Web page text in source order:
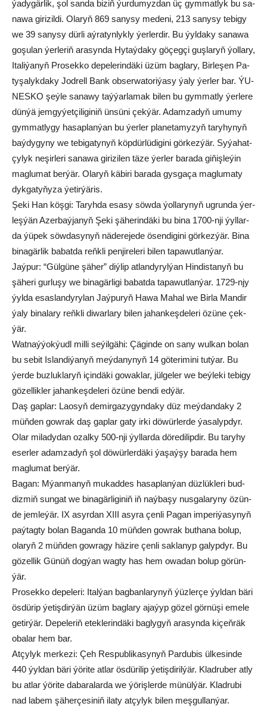
ýa­dy­gär­lik, şol san­da bi­ziň ýur­du­myz­dan üç gym­mat­lyk bu sa­
na­wa gi­ri­zil­di. Ola­ryň 869 sa­ny­sy me­de­ni, 213 sa­ny­sy te­bi­gy
we 39 sa­ny­sy dür­li aý­ra­tyn­lyk­ly ýer­ler­dir. Bu ýyl­da­ky sa­na­wa
go­şu­lan ýer­le­riň ara­syn­da Hy­taý­da­ky gö­çeg­çi guş­la­ryň ýol­la­ry,
Ita­li­ýa­nyň Pro­sek­ko de­pe­le­rin­dä­ki üzüm bag­la­ry, Bir­le­şen Pa­
ty­şa­lyk­da­ky Jod­rell Bank ob­ser­wa­to­ri­ýa­sy ýa­ly ýer­ler bar. ÝU­
NES­KO şeý­le sa­na­wy taý­ýar­la­mak bi­len bu gym­mat­ly ýer­le­re
dün­ýä jem­gy­ýet­çi­li­gi­niň ün­sü­ni çek­ýär. Adam­za­dyň umu­my
gym­mat­ly­gy ha­sap­lan­ýan bu ýer­ler pla­ne­ta­my­zyň ta­ry­hy­nyň
baý­dy­gy­ny we te­bi­ga­ty­nyň köp­dür­lü­di­gi­ni gör­kez­ýär. Sy­ýa­hat­
çy­lyk ne­şir­le­ri sa­na­wa gi­ri­zi­len tä­ze ýer­ler ba­ra­da gi­ňiş­le­ýin
mag­lu­mat ber­ýär. Ola­ryň kä­bi­ri ba­ra­da gys­ga­ça mag­lu­ma­ty
dyk­ga­ty­ňy­za ýe­tir­ýä­ris.
Şe­ki Han köş­gi: Ta­ryh­da esa­sy söw­da ýol­la­ry­nyň ug­run­da ýer­
leş­ýän Azer­baý­ja­nyň Şe­ki şä­he­rin­dä­ki bu bi­na 1700-nji ýyl­lar­
da ýü­pek söw­da­sy­nyň nä­de­re­je­de ösen­di­gi­ni gör­kez­ýär. Bi­na
bi­na­gär­lik ba­bat­da reňk­li pen­ji­re­le­ri bi­len ta­pa­wut­lan­ýar.
Jaý­pur: “Gül­gü­ne şä­her” diý­lip at­lan­dy­ryl­ýan Hin­dis­ta­nyň bu
şä­he­ri gur­lu­şy we bi­na­gär­li­gi ba­bat­da ta­pa­wut­lan­ýar. 1729-njy
ýyl­da esas­lan­dy­ry­lan Jaý­pu­ryň Ha­wa Ma­hal we Bir­la Man­dir
ýa­ly bi­na­la­ry reňk­li di­war­la­ry bi­len ja­han­keş­de­le­ri özün­e çek­
ýär.
Wat­naý­ýok­ýudl mil­li se­ýil­gä­hi: Çä­gin­de on sa­ny wul­kan bo­lan
bu se­bit Is­lan­di­ýa­nyň meý­da­ny­nyň 14 gö­te­ri­mi­ni tutýar. Bu
ýer­de buz­luk­la­ryň için­dä­ki go­wak­lar, jül­ge­ler we beý­le­ki te­bi­gy
gö­zel­lik­ler ja­han­keş­de­le­ri özü­ne ben­di ed­ýär.
Daş gap­lar: Lao­syň de­mir­ga­zy­gyn­da­ky düz meý­dan­da­ky 2
müň­den gow­rak daş­ gaplar ga­ty ir­ki dö­wür­ler­de ýa­sa­lyp­dyr.
Olar mi­la­dy­dan ozal­ky 500-nji ýyl­lar­da dö­re­di­lip­dir. Bu ta­ry­hy
eser­ler adam­za­dyň şol dö­wür­ler­dä­ki ýa­şaý­şy ba­ra­da hem
mag­lu­mat ber­ýär.
Ba­gan: Mýan­ma­nyň mu­kad­des ha­sap­lan­ýan düz­lük­le­ri bud­
diz­miň sun­gat we bi­na­gär­li­giniň iň naý­ba­şy nus­ga­la­ry­ny özün­
de jem­le­ýär. IX asyr­dan XIII asy­ra çen­li Pa­gan im­pe­ri­ýa­sy­nyň
paý­tag­ty bo­lan Ba­gan­da 10 müň­den gow­rak but­ha­na bo­lup,
ola­ryň 2 müň­den gow­ra­gy hä­zi­re çen­li sak­la­nyp ga­lyp­dyr. Bu
gö­zel­lik Gü­nüň dog­ýan wag­ty has hem owa­dan bo­lup gö­rün­
ýär.
Pro­sek­ko de­pe­le­ri: Ital­ýan bag­ban­la­ry­nyň ýüz­ler­çe ýyl­dan bä­ri
ös­dü­rip ýe­tiş­dir­ýän üzüm bag­la­ry aja­ýyp gö­zel gör­nü­şi eme­le
ge­tir­ýär. De­pe­le­riň etek­le­rin­dä­ki bag­ly­gyň ara­syn­da ki­çeň­räk
oba­lar hem bar.
At­çy­lyk mer­ke­zi: Çeh Res­pub­li­ka­sy­nyň Par­du­bis ül­ke­sin­de
440 ýyl­dan bä­ri ýö­ri­te at­lar ös­dü­ri­lip ýe­tiş­di­ril­ýär. Klad­ru­ber at­ly
bu at­lar ýö­ri­te da­ba­ra­lar­da we ýö­riş­ler­de mü­nül­ýär. Klad­ru­bi
nad la­bem şä­her­çe­si­niň ila­ty at­çy­lyk bi­len meş­gul­lan­ýar.